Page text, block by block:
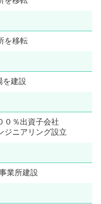
を移転
を建設
０％出資子会社
ジニアリング設立
業所建設